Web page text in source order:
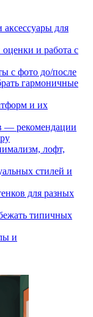
для
и работа с
с фото до/после
гармоничные
и их
— рекомендации
лофт,
стилей и
для разных
типичных
и